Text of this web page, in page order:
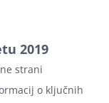
2019
strani
o ključnih